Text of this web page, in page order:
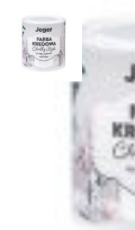
Jeger
21.80
Získate jednotnú farbu aj
k rustikálnemu,